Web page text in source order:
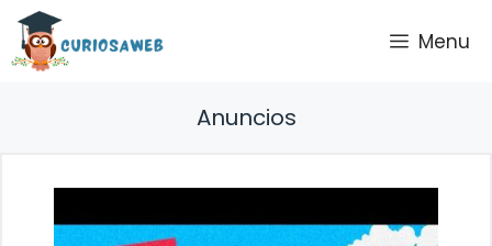
Saltar
contenido
Menu
Anuncios